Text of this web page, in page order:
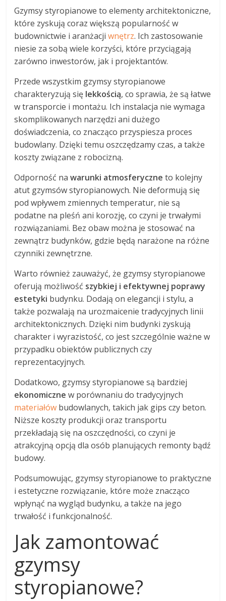
Gzymsy styropianowe to elementy architektoniczne,
które zyskują coraz większą popularność w
budownictwie i aranżacjiwnętrz. Ich zastosowanie
niesie za sobą wiele korzyści, które przyciągają
zarówno inwestorów, jak i projektantów.
Przede wszystkim gzymsy styropianowe
charakteryzują się lekkością, co sprawia, że są łatwe
w transporcie i montażu. Ich instalacja nie wymaga
skomplikowanych narzędzi ani dużego
doświadczenia, co znacząco przyspiesza proces
budowlany. Dzięki temu oszczędzamy czas, a także
koszty związane z robocizną.
Odporność nawarunki atmosferyczne to kolejny
atut gzymsów styropianowych. Nie deformują się
pod wpływem zmiennych temperatur, nie są
podatne na pleśń ani korozję, co czyni je trwałymi
rozwiązaniami. Bez obaw można je stosować na
zewnątrz budynków, gdzie będą narażone na różne
czynniki zewnętrzne.
Warto również zauważyć, że gzymsy styropianowe
oferują możliwość szybkiej i efektywnej poprawy
estetyki budynku. Dodają on elegancji i stylu, a
także pozwalają na urozmaicenie tradycyjnych linii
architektonicznych. Dzięki nim budynki zyskują
charakter i wyrazistość, co jest szczególnie ważne w
przypadku obiektów publicznych czy
reprezentacyjnych.
Dodatkowo, gzymsy styropianowe są bardziej
ekonomiczne w porównaniu do tradycyjnych
materiałów budowlanych, takich jak gips czy beton.
Niższe koszty produkcji oraz transportu
przekładają się na oszczędności, co czyni je
atrakcyjną opcją dla osób planujących remonty bądź
budowy.
Podsumowując, gzymsy styropianowe to praktyczne
i estetyczne rozwiązanie, które może znacząco
wpłynąć na wygląd budynku, a także na jego
trwałość i funkcjonalność.
Jak zamontować
gzymsy
styropianowe?